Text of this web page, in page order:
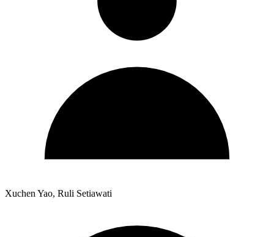
Xuchen Yao, Ruli Setiawati